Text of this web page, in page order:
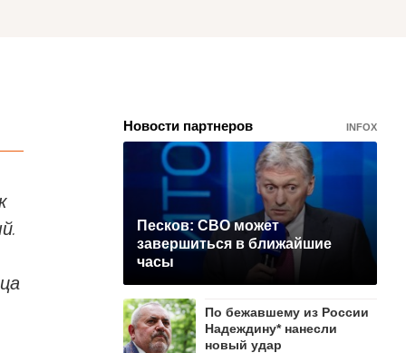
Новости партнеров INFOX
Песков: СВО может
завершиться в ближайшие
часы
По бежавшему из России
Надеждину* нанесли
новый удар